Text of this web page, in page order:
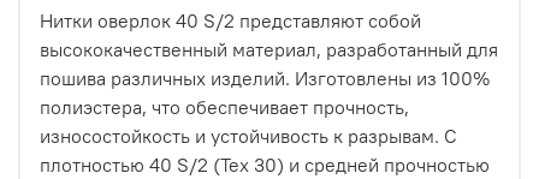
Нитки оверлок 40 S/2 представляют собой
высококачественный материал, разработанный для
пошива различных изделий. Изготовлены из 100%
полиэстера, что обеспечивает прочность,
износостойкость и устойчивость к разрывам. С
плотностью 40 S/2 (Tex 30) и средней прочностью